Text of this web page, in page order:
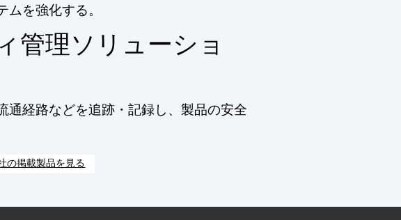
を強化する。
管理ソリューショ
通経路などを追跡・記録し、製品の安全
の掲載製品を見る